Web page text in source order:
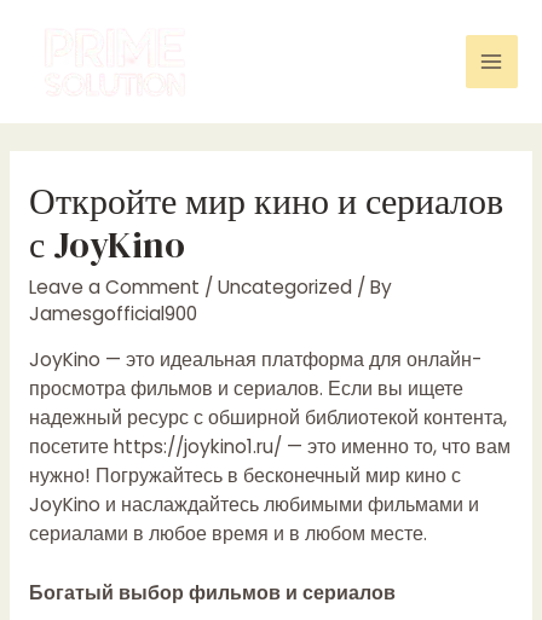
Откройте мир кино и сериалов
с JoyKino
Leave a Comment / Uncategorized/ By
Jamesgofficial900
JoyKino — это идеальная платформа для онлайн-
просмотра фильмов и сериалов. Если вы ищете
надежный ресурс с обширной библиотекой контента,
посетитеhttps://joykino1.ru/ — это именно то, что вам
нужно! Погружайтесь в бесконечный мир кино с
JoyKino и наслаждайтесь любимыми фильмами и
сериалами в любое время и в любом месте.
Богатый выбор фильмов и сериалов